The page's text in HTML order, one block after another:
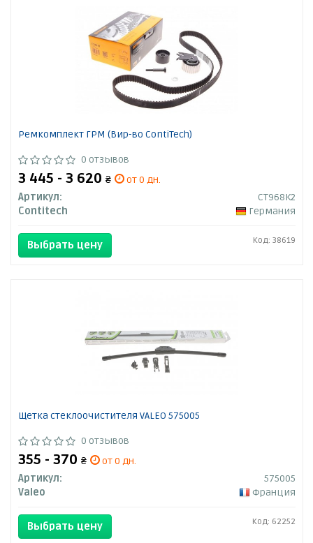
Ремкомплект ГРМ (Вир-во ContiTech)
0 отзывов
3 445 - 3 620 ₴
от 0 дн.
Артикул:
CT968K2
Contitech
Германия
Выбрать цену Код: 38619
Щетка стеклоочистителя VALEO 575005
0 отзывов
355 - 370 ₴
от 0 дн.
Артикул:
575005
Valeo
Франция
Выбрать цену Код: 62252